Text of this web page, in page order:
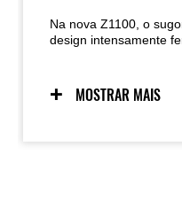
Na nova Z1100, o
design intensamente
agachado, pronto para
manuseamento
MOSTRAR MAIS